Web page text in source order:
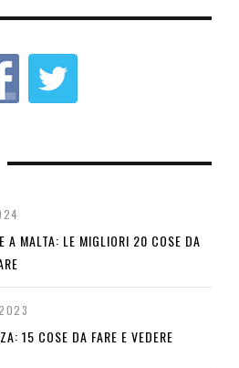
A MALTA: LE MIGLIORI 20 COSE DA
15 COSE DA FARE E VEDERE